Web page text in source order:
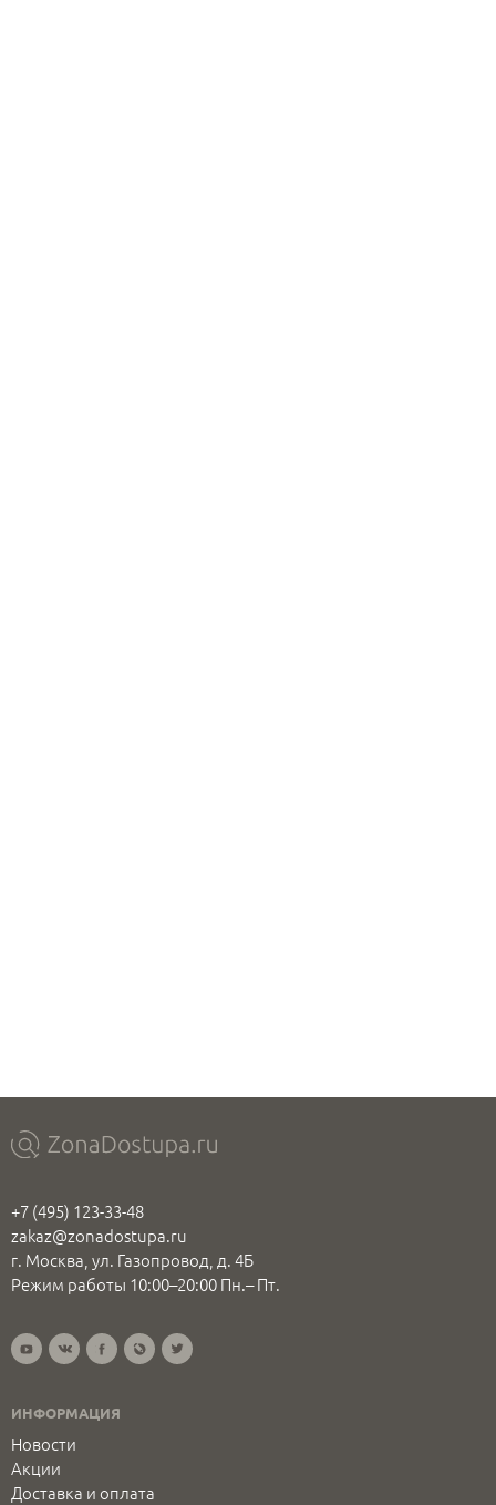
+7 (495) 123-33-48
zakaz@zonadostupa.ru
г. Москва, ул. Газопровод, д. 4Б
Режим работы 10:00–20:00 Пн.– Пт.
ИНФОРМАЦИЯ
Новости
Акции
Доставка и оплата